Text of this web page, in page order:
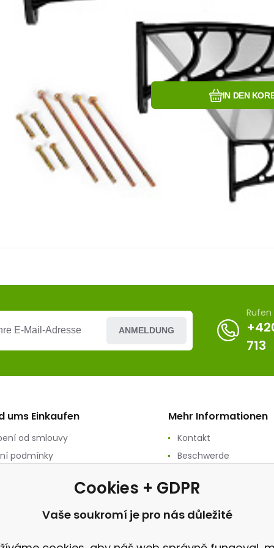
IN DEN
ANMELDUNG
Rufen
713
ums Einkaufen
od smlouvy
podmínky
Mehr Informationen
Kontakt
Beschwerde
Cookies + GDPR
Vaše soukromí je pro nás důležité